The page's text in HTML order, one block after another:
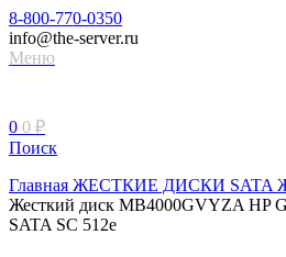
8-800-770-0350
info@the-server.ru
Меню
0 0 ₽
Поиск
Главная ЖЕСТКИЕ ДИСКИ
Жесткий диск MB4000GVYZA HP
SATA SC 512e